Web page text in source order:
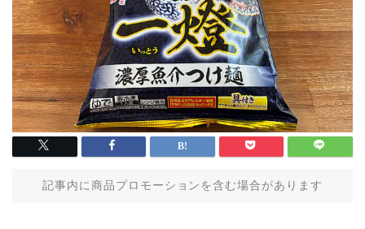
記事内に商品プロモーションを含む場合があります